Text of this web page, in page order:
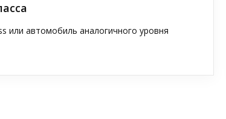
или автомобиль аналогичного уровня